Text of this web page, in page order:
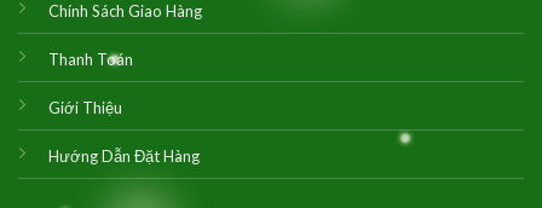
Chính Sách Giao Hàng
Thanh Toán
Giới Thiệu
Hướng Dẫn Đặt Hàng